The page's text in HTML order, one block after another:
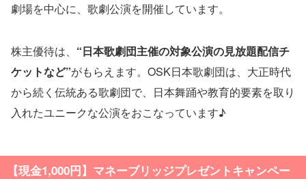
劇場を中心に、歌劇公演を開催しています。
株主優待は、 “日本歌劇団主催の対象公演の見放題配信チ
ケットなど”がもらえます。OSK日本歌劇団は、大正時代
から続く伝統ある歌劇団で、日本舞踊や教育的要素を取り
入れたユニークな公演をおこなっています♪
【現金1,000円】マネーブリッジプレゼントキャンペー